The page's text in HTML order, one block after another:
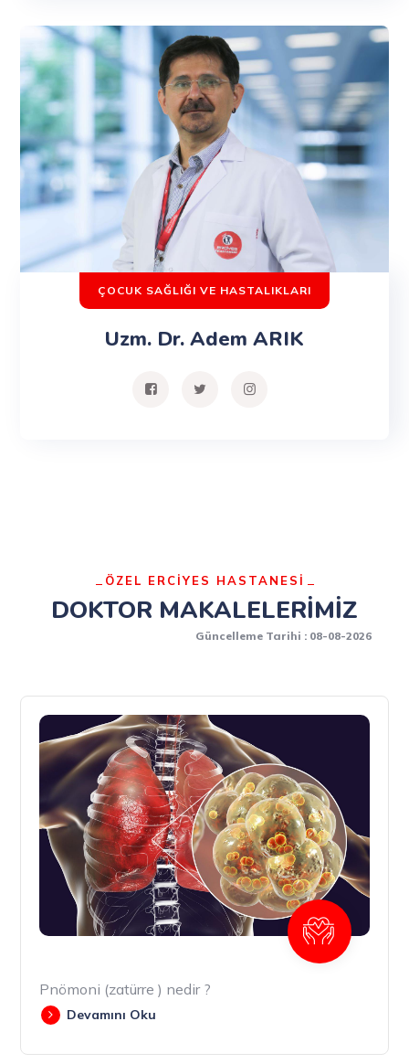
ÇOCUK SAĞLIĞI VE HASTALIKLARI
Uzm. Dr. Adem ARIK
ÖZEL ERCİYES HASTANESİ
DOKTOR MAKALELERİMİZ
Güncelleme Tarihi : 08-08-2026
Pnömoni (zatürre ) nedir ?
Devamını Oku